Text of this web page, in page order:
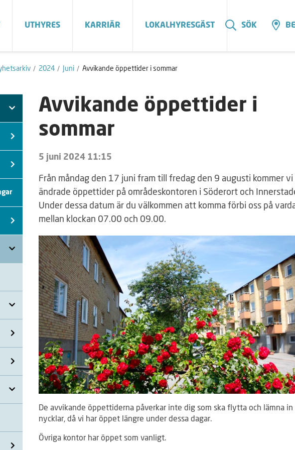
UTHYRES KARRIÄR LOKALHYRESGÄST SÖK
2024 Juni Avvikande öppettider i sommar
Avvikande öppettider i
sommar
5 juni 2024 11:15
Från måndag den 17 juni fram till fredag den 9 augusti kommer vi
ändrade öppettider på områdeskontoren i Söderort och
Under dessa datum är du välkommen att komma förbi oss på
mellan klockan 07.00 och 09.00.
De avvikande öppettiderna påverkar inte dig som ska flytta och lämna in
nycklar, då vi har öppet längre under dessa dagar.
Övriga kontor har öppet som vanligt.